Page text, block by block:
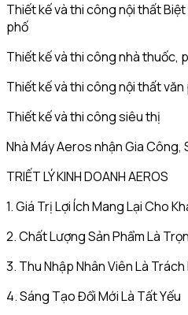
Thiết kế và thi công nội thất
phố
Thiết kế và thi công nhà thuốc,
Thiết kế và thi công nội thất
Thiết kế và thi công siêu thị
Nhà Máy Aeros nhận Gia Công,
TRIẾT LÝ KINH DOANH AEROS
1. Giá Trị Lợi Ích Mang Lại Cho
2. Chất Lượng Sản Phẩm Là
3. Thu Nhập Nhân Viên Là Trách
4. Sáng Tạo Đổi Mới Là Tất Yếu